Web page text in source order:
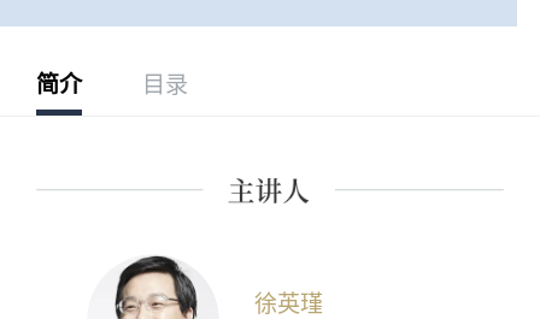
简介 目录
徐英瑾